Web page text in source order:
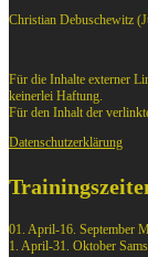
Christian Debuschewitz
Für die Inhalte externer
keinerlei Haftung.
Für den Inhalt der
Datenschutzerklärung
01. April-16. September
1. April-31. Oktober